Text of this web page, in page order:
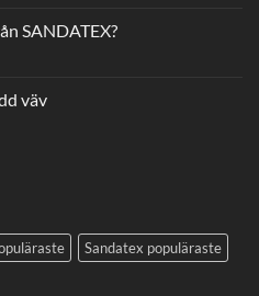
SANDATEX?
väv
Sandatex populäraste